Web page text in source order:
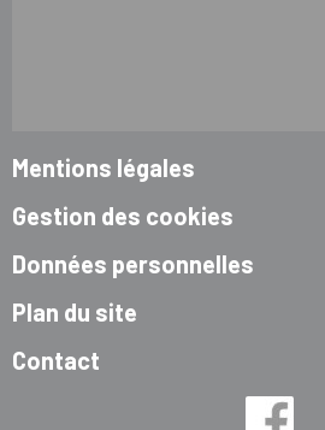
Mentions légales
Gestion des cookies
Données personnelles
Plan du site
Contact